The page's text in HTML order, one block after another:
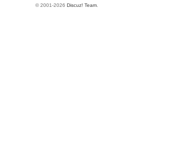
© 2001-2026 Discuz! Team